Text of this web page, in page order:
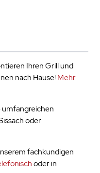
Ihren Grill und
nach Hause!Mehr
umfangreichen
oder
fachkundigen
oder in